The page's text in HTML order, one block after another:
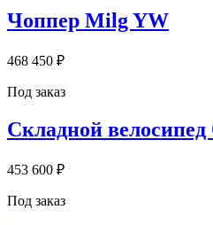
Чоппер Milg YW
468 450 ₽
Под заказ
Складной велосипед
453 600 ₽
Под заказ